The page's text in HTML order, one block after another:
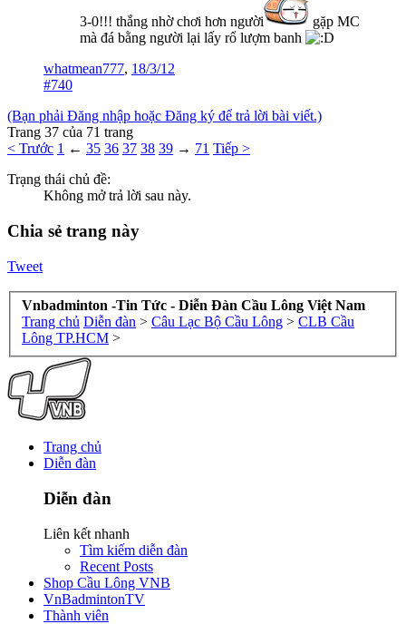
3-0!!! thắng nhờ chơi hơn người
gặp MC
mà đá bằng người lại lấy rổ lượm banh
whatmean777, 18/3/12
#740
(Bạn phải Đăng nhập hoặc Đăng ký để trả lời bài viết.)
Trang 37 của 71 trang
< Trước 1 ← 35 36 37 38 39 → 71 Tiếp >
Trạng thái chủ đề:
Không mở trả lời sau này.
Chia sẻ trang này
Tweet
Vnbadminton -Tin Tức - Diễn Đàn Cầu Lông Việt Nam
Trang chủ Diễn đàn > Câu Lạc Bộ Cầu Lông > CLB Cầu
Lông TP.HCM >
Trang chủ
Diễn đàn
Diễn đàn
Liên kết nhanh
Tìm kiếm diễn đàn
Recent Posts
Shop Cầu Lông VNB
VnBadmintonTV
Thành viên